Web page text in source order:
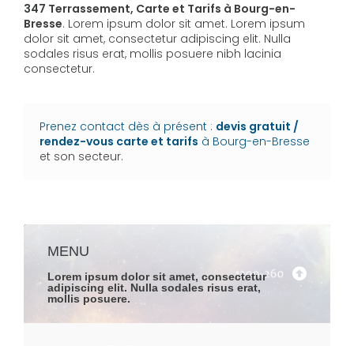
347 Terrassement, Carte et Tarifs à Bourg-en-
Bresse. Lorem ipsum dolor sit amet. Lorem ipsum
dolor sit amet, consectetur adipiscing elit. Nulla
sodales risus erat, mollis posuere nibh lacinia
consectetur.
Prenez contact dès à présent : devis gratuit /
rendez-vous carte et tarifs à Bourg-en-Bresse
et son secteur.
MENU
Lorem ipsum dolor sit amet, consectetur
adipiscing elit. Nulla sodales risus erat,
mollis posuere.